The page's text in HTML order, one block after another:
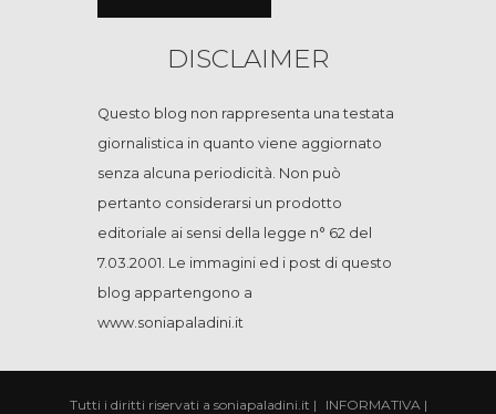
DISCLAIMER
Questo blog non rappresenta una testata
giornalistica in quanto viene aggiornato
senza alcuna periodicità. Non può
pertanto considerarsi un prodotto
editoriale ai sensi della legge n° 62 del
7.03.2001. Le immagini ed i post di questo
blog appartengono a
www.soniapaladini.it
Tutti i diritti riservati a soniapaladini.it | INFORMATIVA|